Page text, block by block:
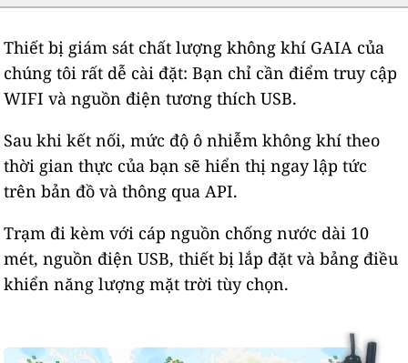
Thiết bị giám sát chất lượng không khí GAIA của
chúng tôi rất dễ cài đặt: Bạn chỉ cần điểm truy cập
WIFI và nguồn điện tương thích USB.
Sau khi kết nối, mức độ ô nhiễm không khí theo
thời gian thực của bạn sẽ hiển thị ngay lập tức
trên bản đồ và thông qua API.
Trạm đi kèm với cáp nguồn chống nước dài 10
mét, nguồn điện USB, thiết bị lắp đặt và bảng điều
khiển năng lượng mặt trời tùy chọn.